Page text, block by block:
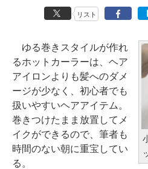
リスト
ゆる巻きスタイルが作れ
るホットカーラーは、ヘア
アイロンよりも髪へのダメ
ージが少なく、初心者でも
扱いやすいヘアアイテム。
巻きつけたまま放置してメ
イクができるので、筆者も
時間のない朝に重宝してい
る。